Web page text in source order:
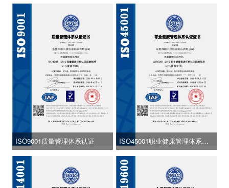
ISO9001质量管理体系认证
ISO45001职业健康管理体系认
证